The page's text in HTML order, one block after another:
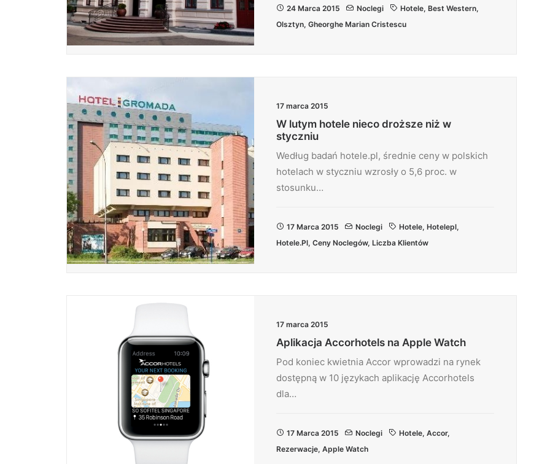
24 Marca 2015 Noclegi Hotele, Best Western,
Olsztyn, Gheorghe Marian Cristescu
17 marca 2015
W lutym hotele nieco droższe niż w
styczniu
Według badań hotele.pl, średnie ceny w polskich
hotelach w styczniu wzrosły o 5,6 proc. w
stosunku…
17 Marca 2015 Noclegi Hotele, Hotelepl,
Hotele.pl, Ceny Noclegów, Liczba Klientów
17 marca 2015
Aplikacja Accorhotels na Apple Watch
Pod koniec kwietnia Accor wprowadzi na rynek
dostępną w 10 językach aplikację Accorhotels
dla…
17 Marca 2015 Noclegi Hotele, Accor,
Rezerwacje, Apple Watch